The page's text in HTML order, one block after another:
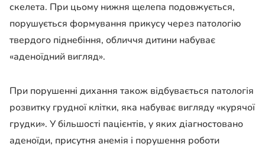
скелета. При цьому нижня щелепа подовжується,
порушується формування прикусу через патологію
твердого піднебіння, обличчя дитини набуває
«аденоїдний вигляд».
При порушенні дихання також відбувається патологія
розвитку грудної клітки, яка набуває вигляду «курячої
грудки». У більшості пацієнтів, у яких діагностовано
аденоїди, присутня анемія і порушення роботи